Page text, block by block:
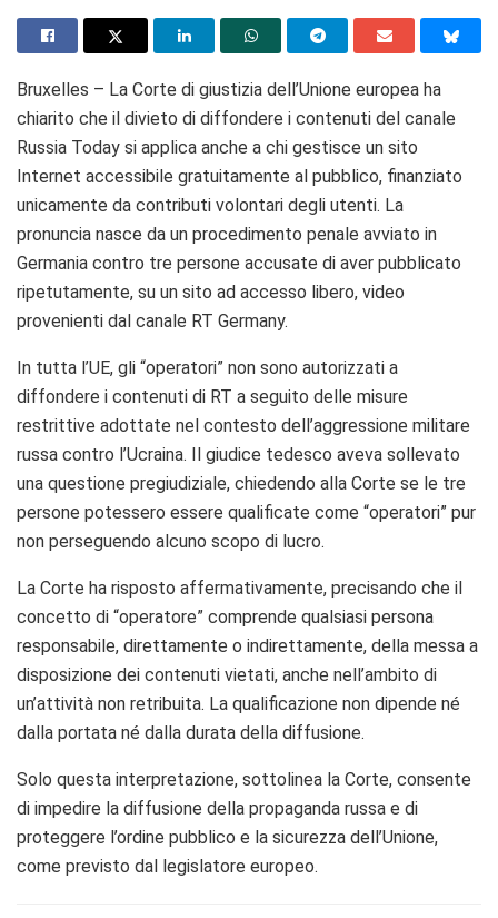
Bruxelles – La Corte di giustizia dell’Unione europea ha
chiarito che il divieto di diffondere i contenuti del canale
Russia Today si applica anche a chi gestisce un sito
Internet accessibile gratuitamente al pubblico, finanziato
unicamente da contributi volontari degli utenti. La
pronuncia nasce da un procedimento penale avviato in
Germania contro tre persone accusate di aver pubblicato
ripetutamente, su un sito ad accesso libero, video
provenienti dal canale RT Germany.
In tutta l’UE, gli “operatori” non sono autorizzati a
diffondere i contenuti di RT a seguito delle misure
restrittive adottate nel contesto dell’aggressione militare
russa contro l’Ucraina. Il giudice tedesco aveva sollevato
una questione pregiudiziale, chiedendo alla Corte se le tre
persone potessero essere qualificate come “operatori” pur
non perseguendo alcuno scopo di lucro.
La Corte ha risposto affermativamente, precisando che il
concetto di “operatore” comprende qualsiasi persona
responsabile, direttamente o indirettamente, della messa a
disposizione dei contenuti vietati, anche nell’ambito di
un’attività non retribuita. La qualificazione non dipende né
dalla portata né dalla durata della diffusione.
Solo questa interpretazione, sottolinea la Corte, consente
di impedire la diffusione della propaganda russa e di
proteggere l’ordine pubblico e la sicurezza dell’Unione,
come previsto dal legislatore europeo.